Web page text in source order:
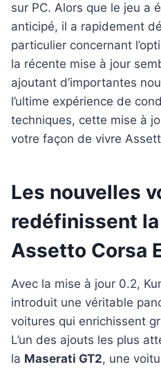
sur PC. Alors que le jeu a
anticipé, il a rapidement
particulier concernant
la récente mise à jour
ajoutant d’importantes
l’ultime expérience de
techniques, cette mise à
votre façon de vivre
Les nouvelles
redéfinissent
Assetto Corsa
Avec la mise à jour 0.2,
introduit une véritable
voitures qui enrichissent
L’un des ajouts les plus
la Maserati GT2, une